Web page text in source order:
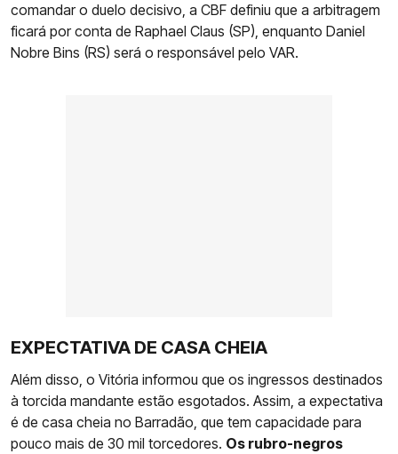
comandar o duelo decisivo, a CBF definiu que a arbitragem
ficará por conta de Raphael Claus (SP), enquanto Daniel
Nobre Bins (RS) será o responsável pelo VAR.
EXPECTATIVA DE CASA CHEIA
Além disso, o Vitória informou que os ingressos destinados
à torcida mandante estão esgotados. Assim, a expectativa
é de casa cheia no Barradão, que tem capacidade para
pouco mais de 30 mil torcedores. Os rubro-negros